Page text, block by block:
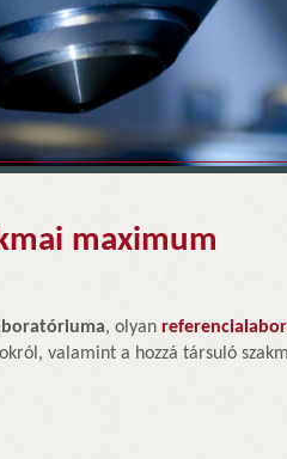
maximum
, olyan
valamint a hozzá társuló